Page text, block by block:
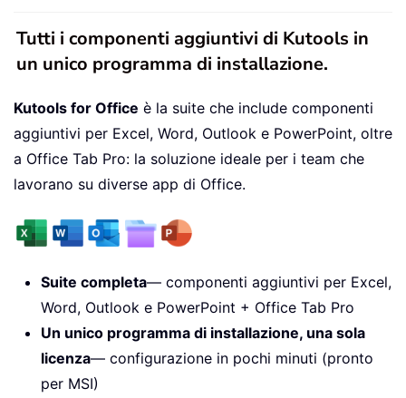
Tutti i componenti aggiuntivi di Kutools in
un unico programma di installazione.
Kutools for Office è la suite che include componenti
aggiuntivi per Excel, Word, Outlook e PowerPoint, oltre
a Office Tab Pro: la soluzione ideale per i team che
lavorano su diverse app di Office.
Suite completa— componenti aggiuntivi per Excel,
Word, Outlook e PowerPoint + Office Tab Pro
Un unico programma di installazione, una sola
licenza— configurazione in pochi minuti (pronto
per MSI)